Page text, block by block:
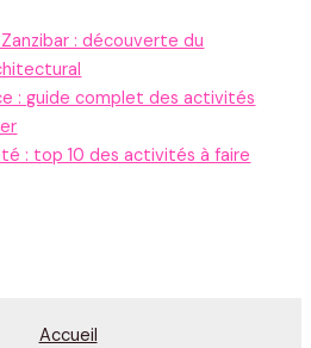
: découverte du
: guide complet des activités
: top 10 des activités à faire
Accueil